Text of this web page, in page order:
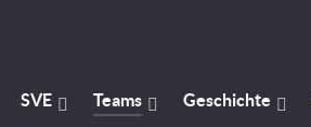
SVE Teams Geschichte